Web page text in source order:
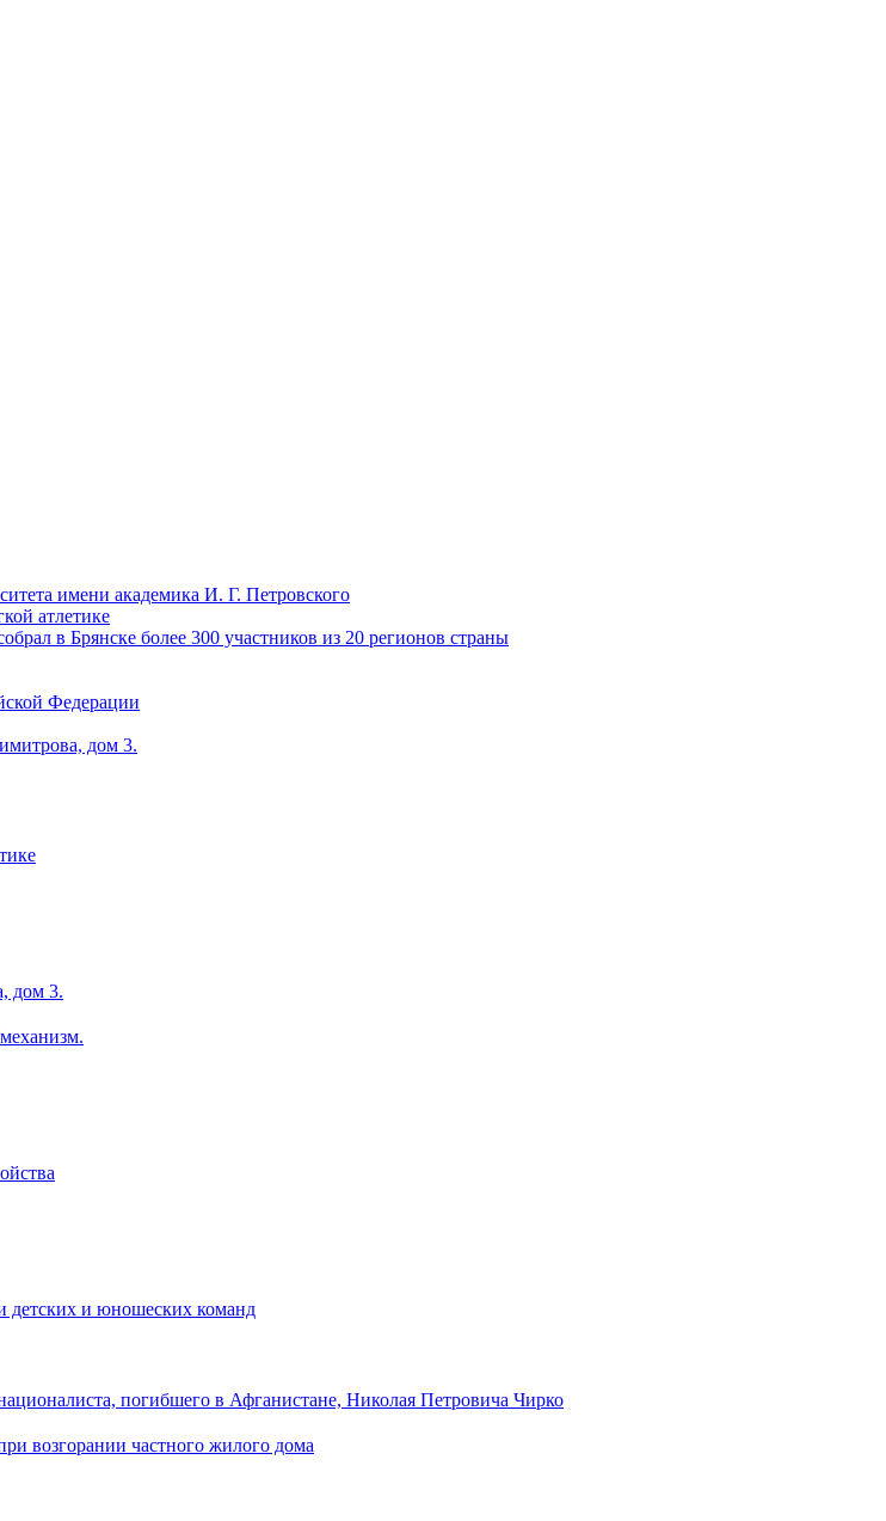
имени академика И. Г. Петровского
атлетике
в Брянске более 300 участников из 20 регионов страны
Федерации
дом 3.
дом 3.
детских и юношеских команд
погибшего в Афганистане, Николая Петровича Чирко
возгорании частного жилого дома